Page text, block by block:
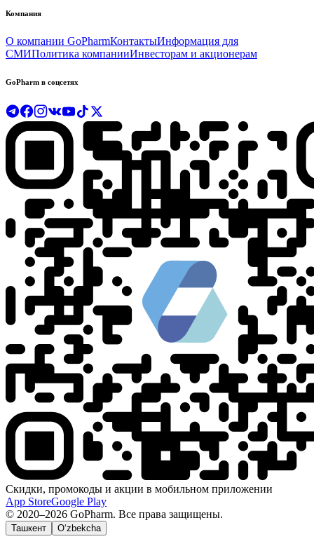
Компания
О компании GoPharmКонтактыИнформация для
СМИПолитика компанииИнвесторам и акционерам
GoPharm в соцсетях
Скидки, промокоды и акции в мобильном приложении
App StoreGoogle Play
© 2020–2026 GoPharm. Все права защищены.
Ташкент O‘zbekcha